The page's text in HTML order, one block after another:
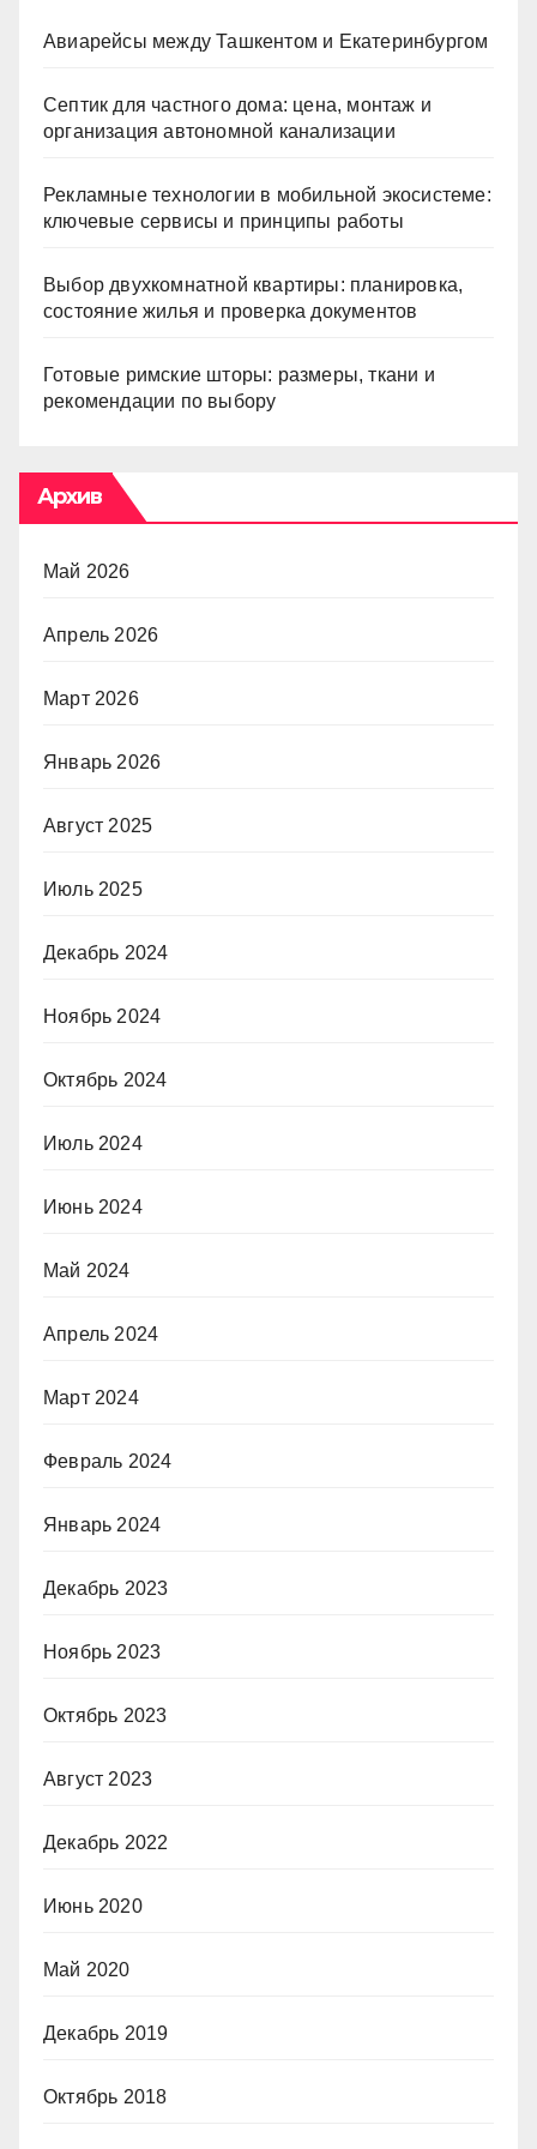
Авиарейсы между Ташкентом и Екатеринбургом
Септик для частного дома: цена, монтаж и
организация автономной канализации
Рекламные технологии в мобильной экосистеме:
ключевые сервисы и принципы работы
Выбор двухкомнатной квартиры: планировка,
состояние жилья и проверка документов
Готовые римские шторы: размеры, ткани и
рекомендации по выбору
Архив
Май 2026
Апрель 2026
Март 2026
Январь 2026
Август 2025
Июль 2025
Декабрь 2024
Ноябрь 2024
Октябрь 2024
Июль 2024
Июнь 2024
Май 2024
Апрель 2024
Март 2024
Февраль 2024
Январь 2024
Декабрь 2023
Ноябрь 2023
Октябрь 2023
Август 2023
Декабрь 2022
Июнь 2020
Май 2020
Декабрь 2019
Октябрь 2018